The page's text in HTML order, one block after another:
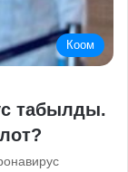
Коом
табылды.